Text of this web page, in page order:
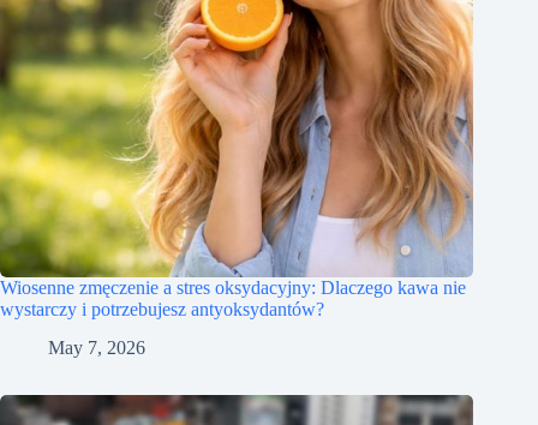
Wiosenne zmęczenie a stres oksydacyjny: Dlaczego kawa nie
wystarczy i potrzebujesz antyoksydantów?
May 7, 2026